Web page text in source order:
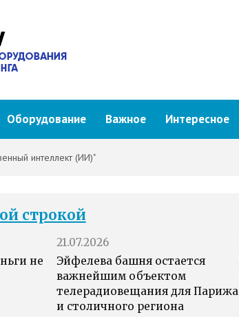
Оборудование Важное Интересное
интеллект (ИИ)"
строкой
не
21.07.2026
Эйфелева башня остается
важнейшим объектом
телерадиовещания для Парижа
и столичного региона